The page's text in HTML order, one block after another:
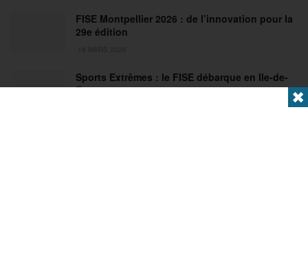
FISE Montpellier 2026 : de l’innovation pour la
29e édition
Sports Extrêmes : le FISE débarque en Ile-de-
France !
✖